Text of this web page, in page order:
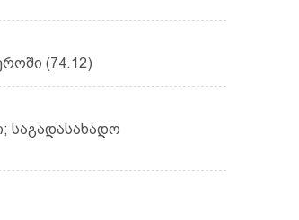
(74.12)
საგადასახადო